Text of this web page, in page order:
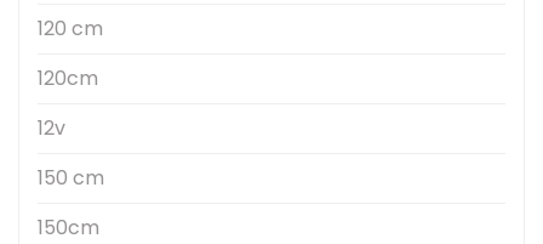
120 cm
120cm
12v
150 cm
150cm